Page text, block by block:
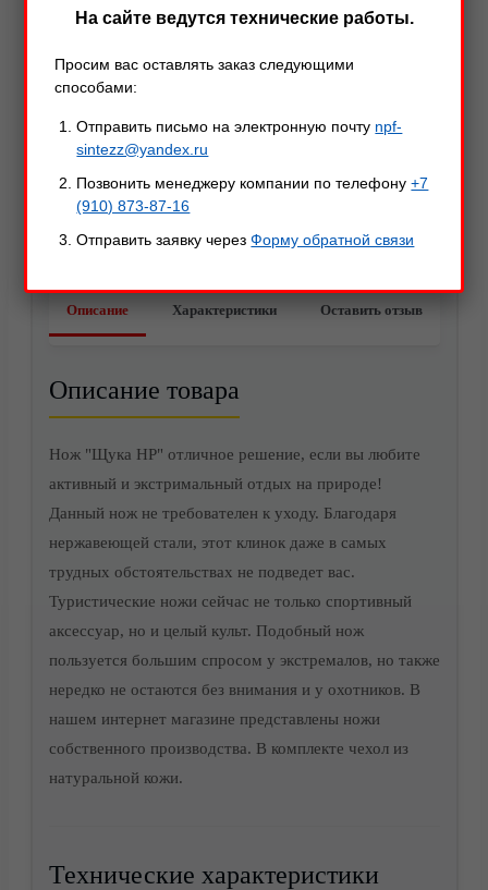
Доставка
Описание Характеристики Оставить отзыв
Описание товара
Нож "Щука НР" отличное решение, если вы любите
активный и экстримальный отдых на природе!
Данный нож не требователен к уходу. Благодаря
нержавеющей стали, этот клинок даже в самых
трудных обстоятельствах не подведет вас.
Туристические ножи сейчас не только спортивный
аксессуар, но и целый культ. Подобный нож
пользуется большим спросом у экстремалов, но также
нередко не остаются без внимания и у охотников. В
нашем интернет магазине представлены ножи
собственного производства. В комплекте чехол из
натуральной кожи.
Технические характеристики
На сайте ведутся технические работы.
Просим вас оставлять заказ следующими
способами:
Отправить письмо на электронную почту npf-
sintezz@yandex.ru
Позвонить менеджеру компании по телефону+7
(910) 873-87-16
Отправить заявку черезФорму обратной связи